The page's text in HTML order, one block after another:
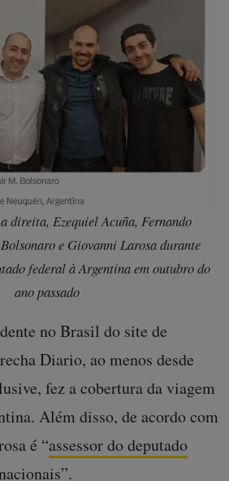
direita, Ezequiel Acuña, Fernando
e Giovanni Larosa durante
federal à Argentina em outubro do
ano passado
no Brasil do site de
Diario, ao menos desde
fez a cobertura da viagem
Além disso, de acordo com
é “assessor do deputado
”.